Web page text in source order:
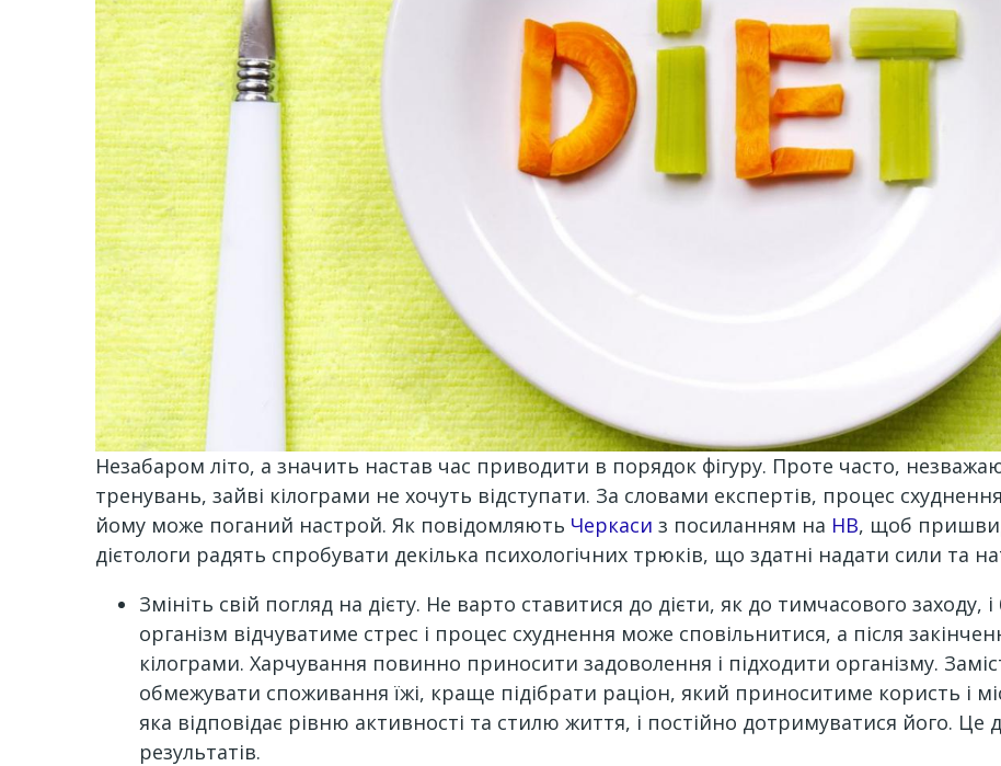
Незабаром літо, а значить настав час приводити в порядок фігуру. Проте часто,
тренувань, зайві кілограми не хочуть відступати. За словами експертів, процес
йому може поганий настрой. Як повідомляють Черкаси з посиланням на НВ, щоб
дієтологи радять спробувати декілька психологічних трюків, що здатні надати сили та
Змініть свій погляд на дієту. Не варто ставитися до дієти, як до тимчасового заходу,
організм відчуватиме стрес і процес схуднення може сповільнитися, а після
кілограми. Харчування повинно приносити задоволення і підходити організму.
обмежувати споживання їжі, краще підібрати раціон, який приноситиме користь і
яка відповідає рівню активності та стилю життя, і постійно дотримуватися його. Це
результатів.